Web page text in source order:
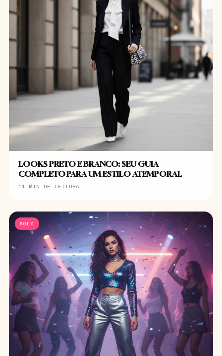
LOOKS PRETO E BRANCO: SEU GUIA
COMPLETO PARA UM ESTILO ATEMPORAL
11 MIN DE LEITURA
MODA